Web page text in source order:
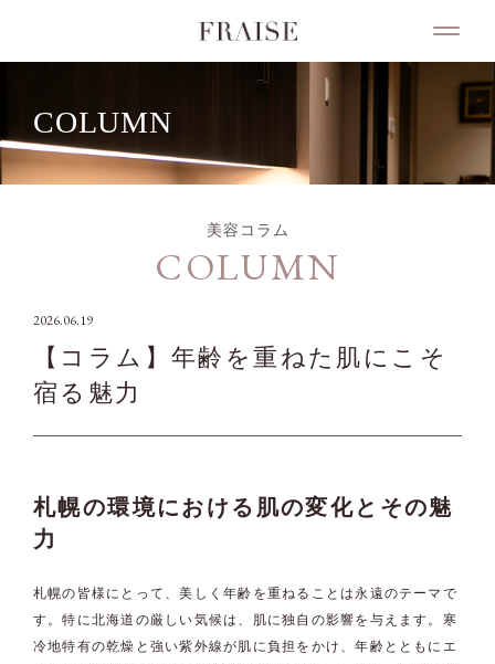
COLUMN
美容コラム
COLUMN
2026.06.19
【コラム】年齢を重ねた肌にこそ
宿る魅力
札幌の環境における肌の変化とその魅
力
札幌の皆様にとって、美しく年齢を重ねることは永遠のテーマで
す。特に北海道の厳しい気候は、肌に独自の影響を与えます。寒
冷地特有の乾燥と強い紫外線が肌に負担をかけ、年齢とともにエ